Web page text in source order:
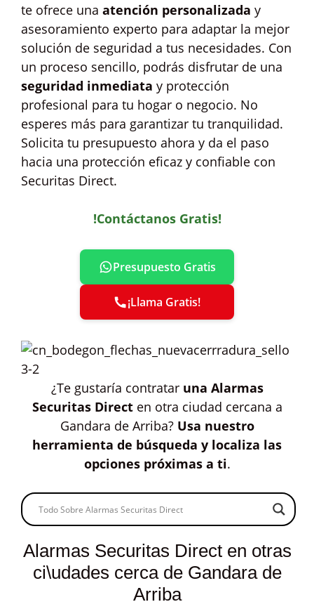
te ofrece una atención personalizada y
asesoramiento experto para adaptar la mejor
solución de seguridad a tus necesidades. Con
un proceso sencillo, podrás disfrutar de una
seguridad inmediata y protección
profesional para tu hogar o negocio. No
esperes más para garantizar tu tranquilidad.
Solicita tu presupuesto ahora y da el paso
hacia una protección eficaz y confiable con
Securitas Direct.
!Contáctanos Gratis!
Presupuesto Gratis
¡Llama Gratis!
¿Te gustaría contratar una Alarmas
Securitas Directen otra ciudad cercana a
Gandara de Arriba? Usa nuestro
herramienta de búsqueda y localiza las
opciones próximas a ti.
Alarmas Securitas Direct en otras
ci\udades cerca de Gandara de
Arriba